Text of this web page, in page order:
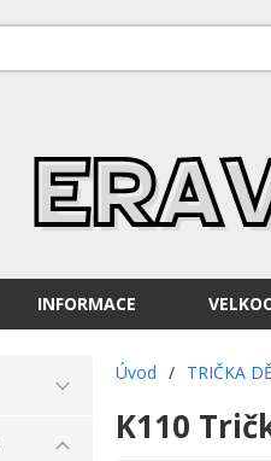
INFORMACE
Úvod / TRIČKA
K110